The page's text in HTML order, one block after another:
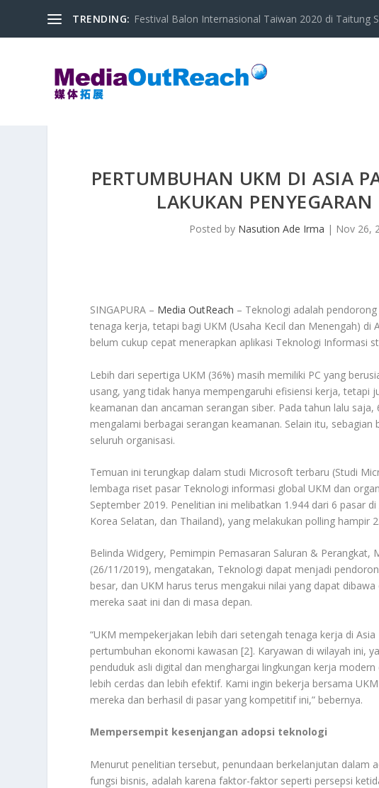
TRENDING: Festival Balon Internasional Taiwan 2020 di Taitung
PERTUMBUHAN UKM DI ASIA
LAKUKAN
Posted by Nasution Ade Irma | Nov 26,
SINGAPURA – Media OutReach – Teknologi adalah
tenaga kerja, tetapi bagi UKM (Usaha Kecil dan Menengah)
belum cukup cepat menerapkan aplikasi Teknologi Informasi
Lebih dari sepertiga UKM (36%) masih memiliki PC yang
usang, yang tidak hanya mempengaruhi efisiensi kerja, tetapi
keamanan dan ancaman serangan siber. Pada tahun lalu
mengalami berbagai serangan keamanan. Selain itu,
seluruh organisasi.
Temuan ini terungkap dalam studi Microsoft terbaru (Studi
lembaga riset pasar Teknologi informasi global UKM dan
September 2019. Penelitian ini melibatkan 1.944 dari 6 pasar
Korea Selatan, dan Thailand), yang melakukan polling hampir
Belinda Widgery, Pemimpin Pemasaran Saluran & Perangkat,
(26/11/2019), mengatakan, Teknologi dapat menjadi
besar, dan UKM harus terus mengakui nilai yang dapat
mereka saat ini dan di masa depan.
“UKM mempekerjakan lebih dari setengah tenaga kerja di
pertumbuhan ekonomi kawasan [2]. Karyawan di wilayah ini,
penduduk asli digital dan menghargai lingkungan kerja
lebih cerdas dan lebih efektif. Kami ingin bekerja bersama
mereka dan berhasil di pasar yang kompetitif ini,” bebernya.
Mempersempit kesenjangan adopsi teknologi
Menurut penelitian tersebut, penundaan berkelanjutan dalam
fungsi bisnis, adalah karena faktor-faktor seperti persepsi